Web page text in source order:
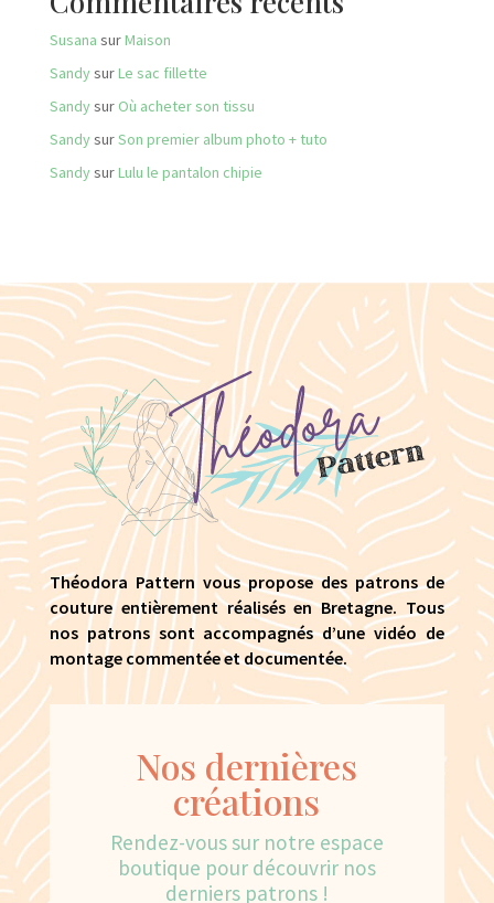
Susana surMaison
SandysurLe sac fillette
Sandysur Où acheter son tissu
SandysurSon premier album photo + tuto
SandysurLulu le pantalon chipie
Théodora Pattern vous propose des patrons de
couture entièrement réalisés en Bretagne. Tous
nos patrons sont accompagnés d’une vidéo de
montage commentée et documentée.
Nos dernières
créations
Rendez-vous sur notre espace
boutique pour découvrir nos
derniers patrons !